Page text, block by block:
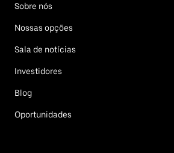
Sobre nós
Nossas opções
Sala de notícias
Investidores
Blog
Oportunidades